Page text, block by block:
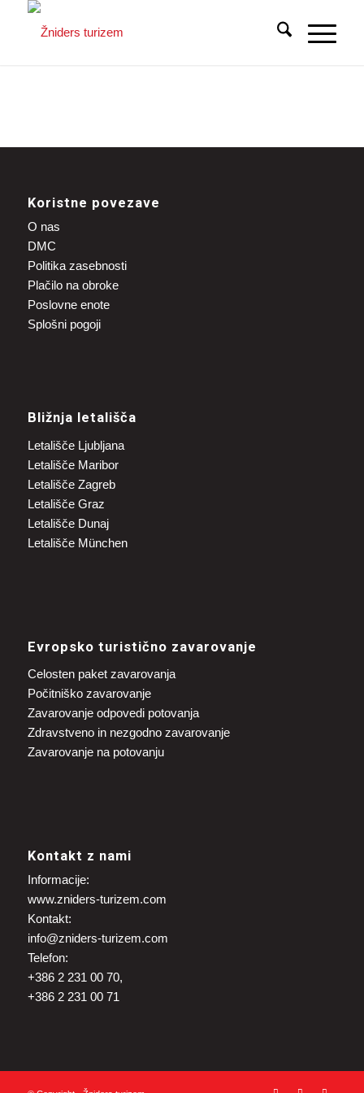
Koristne povezave
O nas
DMC
Politika zasebnosti
Plačilo na obroke
Poslovne enote
Splošni pogoji
Bližnja letališča
Letališče Ljubljana
Letališče Maribor
Letališče Zagreb
Letališče Graz
Letališče Dunaj
Letališče München
Evropsko turistično zavarovanje
Celosten paket zavarovanja
Počitniško zavarovanje
Zavarovanje odpovedi potovanja
Zdravstveno in nezgodno zavarovanje
Zavarovanje na potovanju
Kontakt z nami
Informacije:
www.zniders-turizem.com
Kontakt:
info@zniders-turizem.com
Telefon:
+386 2 231 00 70,
+386 2 231 00 71